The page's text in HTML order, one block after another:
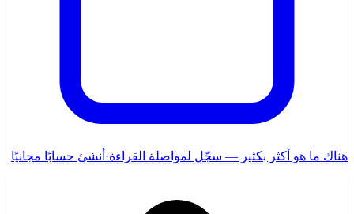
هناك ما هو أكثر بكثير — سجّل لمواصلة القراءة· أنشئ حسابًا مجانيًا